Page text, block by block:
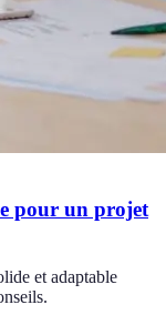
pour un projet
et adaptable